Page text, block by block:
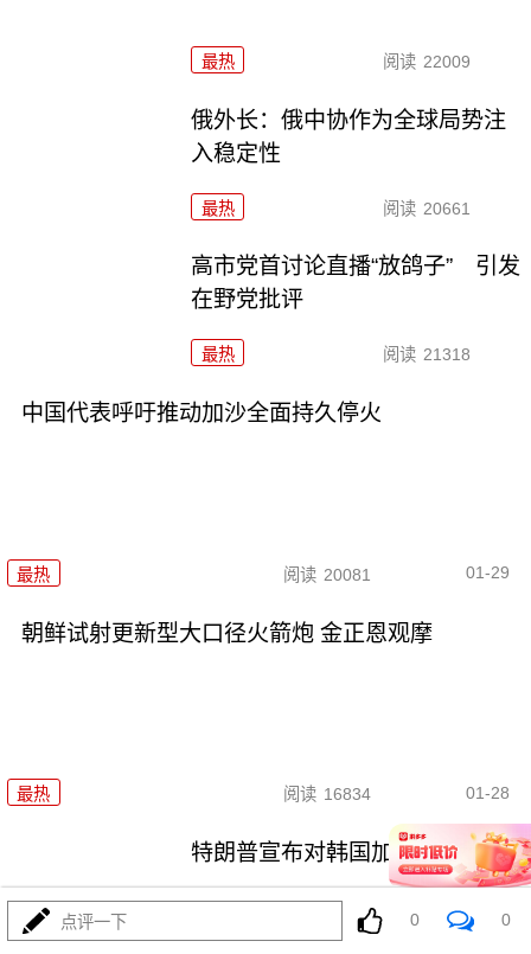
最热 阅读 22009
俄外长：俄中协作为全球局势注
入稳定性
最热 阅读 20661
高市党首讨论直播“放鸽子” 引发
在野党批评
最热 阅读 21318
中国代表呼吁推动加沙全面持久停火
最热 阅读 20081 01-29
朝鲜试射更新型大口径火箭炮 金正恩观摩
最热 阅读 16834 01-28
特朗普宣布对韩国加征关税
最热
点评一下 0 0